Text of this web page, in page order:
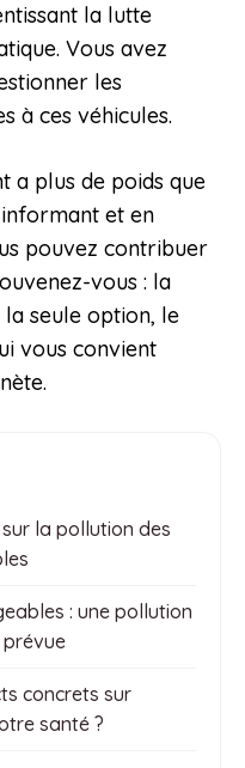
la lutte
Vous avez
les
à ces véhicules.
a plus de poids que
et en
pouvez contribuer
vous : la
seule option, le
vous convient
la pollution des
: une pollution
prévue
concrets sur
santé ?